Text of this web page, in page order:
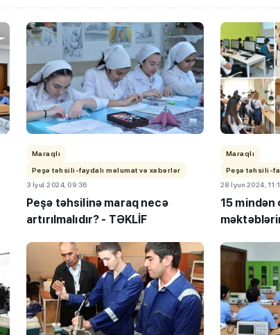
Maraqlı
Peşə təhsili-faydalı məlumat və xəbərlər
3 İyul 2024, 09:36
Peşə təhsilinə maraq necə
artırılmalıdır? - TƏKLİF
Maraqlı
Peşə təhsili-
28 İyun 2024,
15 mindən